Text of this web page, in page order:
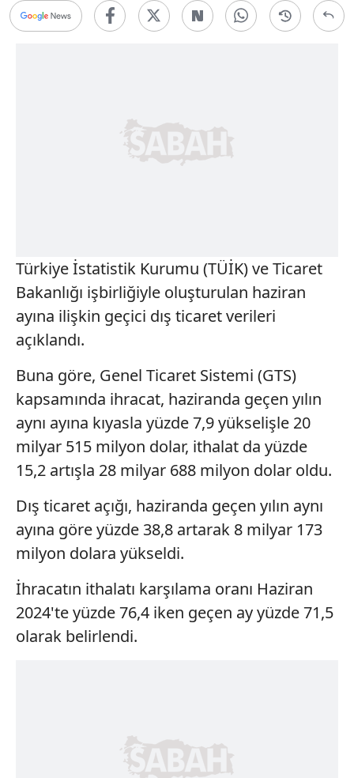
Türkiye İstatistik Kurumu (TÜİK) ve Ticaret
Bakanlığı işbirliğiyle oluşturulan haziran
ayına ilişkin geçici dış ticaret verileri
açıklandı.
Buna göre, Genel Ticaret Sistemi (GTS)
kapsamında ihracat, haziranda geçen yılın
aynı ayına kıyasla yüzde 7,9 yükselişle 20
milyar 515 milyon dolar, ithalat da yüzde
15,2 artışla 28 milyar 688 milyon dolar oldu.
Dış ticaret açığı, haziranda geçen yılın aynı
ayına göre yüzde 38,8 artarak 8 milyar 173
milyon dolara yükseldi.
İhracatın ithalatı karşılama oranı Haziran
2024'te yüzde 76,4 iken geçen ay yüzde 71,5
olarak belirlendi.